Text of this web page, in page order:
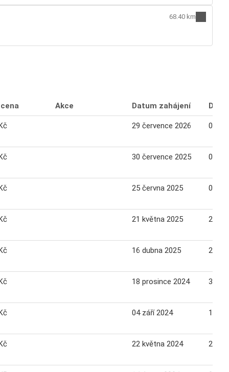
68.40 km
Akce Datum zahájení
29 července 2026 04
30 července 2025 05
25 června 2025 01
21 května 2025 27
16 dubna 2025 22
18 prosince 2024 31
04 září 2024 10
22 května 2024 28